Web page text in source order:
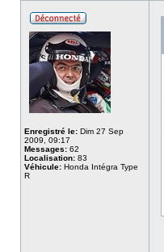
Enregistré le: Dim 27 Sep
2009, 09:17
Messages: 62
Localisation: 83
Véhicule: Honda Intégra Type
R